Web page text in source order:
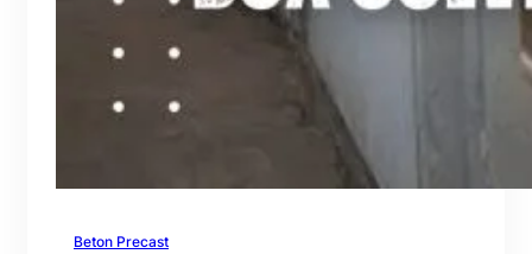
Beton Precast